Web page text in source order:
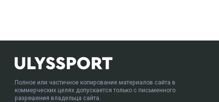
Полное или частичное копирование материалов сайта в
коммерческих целях допускается только с письменного
разрешения владельца сайта.